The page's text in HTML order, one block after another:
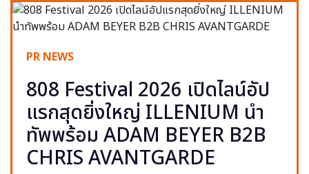
PR NEWS
808 Festival 2026 เปิดไลน์อัป
แรกสุดยิ่งใหญ่ ILLENIUM นำ
ทัพพร้อม ADAM BEYER B2B
CHRIS AVANTGARDE